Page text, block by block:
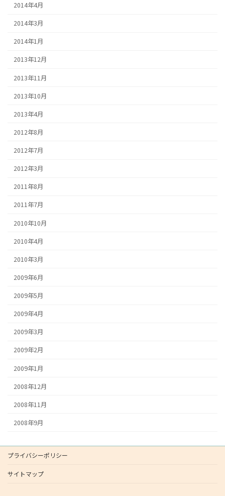
2014年4月
2014年3月
2014年1月
2013年12月
2013年11月
2013年10月
2013年4月
2012年8月
2012年7月
2012年3月
2011年8月
2011年7月
2010年10月
2010年4月
2010年3月
2009年6月
2009年5月
2009年4月
2009年3月
2009年2月
2009年1月
2008年12月
2008年11月
2008年9月
プライバシーポリシー
サイトマップ